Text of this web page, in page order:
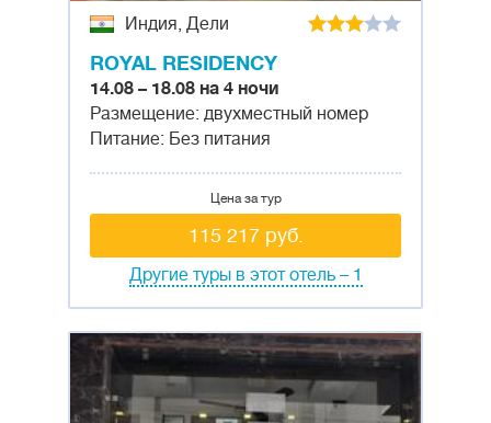
Индия, Дели
ROYAL RESIDENCY
14.08 – 18.08 на 4 ночи
Размещение: двухместный номер
Питание: Без питания
Другие туры в этот отель – 1
Цена за тур
115 217 руб.